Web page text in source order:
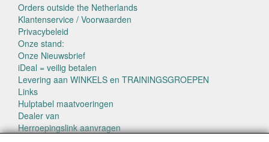
Orders outside the Netherlands
Klantenservice / Voorwaarden
Privacybeleid
Onze stand:
Onze Nieuwsbrief
iDeal = veilig betalen
Levering aan WINKELS en TRAININGSGROEPEN
Links
Hulptabel maatvoeringen
Dealer van
Herroepingslink aanvragen